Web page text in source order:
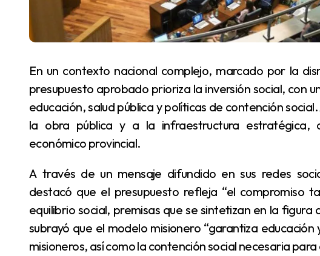
En un contexto nacional complejo, marcado por la disminución de transferencias federales, el
presupuesto aprobado prioriza la inversión social, con
educación, salud pública y políticas de contención
la obra pública y a la infraestructura estratégica,
económico provincial.
A través de un mensaje difundido en sus redes sociales, el gobernador Hugo Passalacqua
destacó que el presupuesto refleja “el compromiso
equilibrio social, premisas que se sintetizan en la
subrayó que el modelo misionero “garantiza
misioneros, así como la contención social necesaria